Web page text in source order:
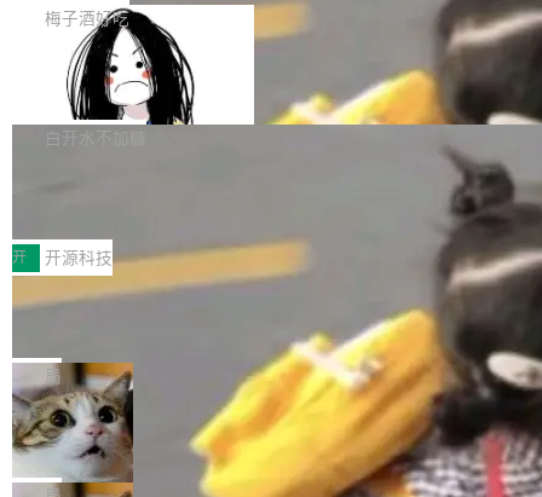
提交的编辑请求也长期处于待处理状态。 Groki
pedia 于去年底上线，定位为由人工智能生成内
容的百科平台，被马斯克视为传统众包百科网站
维基百科的替代方案。Lawfare 调查发现，无论
热门页面还是低关注度页面，均未出现近期更
是这样的：配 MessageSource 的 Bean、写 R
eloadableResourceBundleMessageSource、
声明 LocaleResolver、注册 LocaleChangeInt
erceptor…五六步之后才能看到第一行翻译文
本。 Solon 换了个方式。整个 i18n 模块围绕三
梅子酒好吃
Apache Doris 4.1 全面增强 Iceberg：
支持 UPDATE、MERGE INTO 与 Iceb
erg V3
Apache Doris 4.1 要补齐的，正是缺失的那一
半。在已有查询能力的基础上，Doris 进一步支
常维护操作，并完整支持 Iceberg V3 格式。
白开水不加糖
村国家自主创新示范区会议中心开幕。本届大会
由中关村智联软件服务业质量创新联盟主办，以
“智构可信·质创未来——AI原生时代的质量新范
式”为主题，直面AI从实验室走向规模化产业落地
的核心质量命题。会上，《2026智能研发生产力
工具选型手册》发布，Testin云测的Testin XAge
nt智能测试系统入选AI测试领域代表产品。对CI
O而言，这提示了一个转变：AI测试正在从效率
工具升级为企业的质量基础设施。 CIO面对的新
开 开源科技
让非法状态不可表示：一篇关于 ADT
有一种东西，一旦用过就回不去了。Alex Fedos
eev 管它叫"软件设计的基石"。 他说的东西不新
鲜——代数数据类型（ADT），尤其是和类型
（sum type）。但他说清楚了一件事：这不是类
型系统的学术体操，是日常编码的思维方式。 文
章从一个简单的例子切入。一个网站的深色主题
局
Cloudflare 开源内部企业 AI 平台 Clou
dflare OS
Cloudflare 发布了一个开源项目 Cloudflare O
S。如果你只看官方博客，你会觉得这是又一